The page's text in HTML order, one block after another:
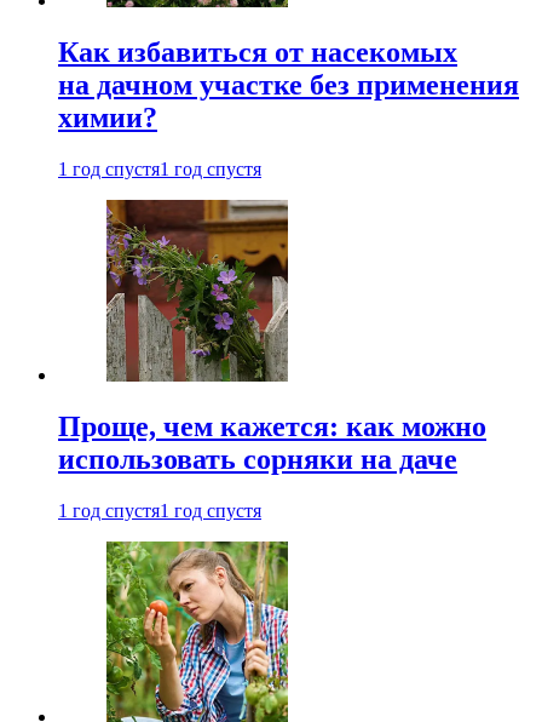
Как избавиться от насекомых
на дачном участке без применения
химии?
1 год спустя1 год спустя
Проще, чем кажется: как можно
использовать сорняки на даче
1 год спустя1 год спустя